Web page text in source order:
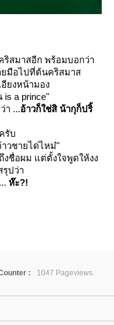
สมาสอีก พร้อมบอกว่า
มือไปที่ต้นคริสมาส
ยงหน้ามอง
is a prince"
า ...อ้าวก็ใช่สิ น้ากุก็ปริ้
รับ
วชายได่ไหม๋"
งชื่อผม แต่ตั้งใจพูดให้งง
ปว่า
ห๊ะ?!
:
1047 Pageviews.